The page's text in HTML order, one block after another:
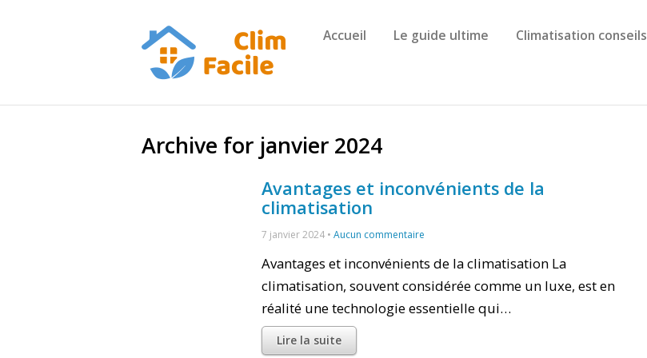
Accueil Le guide ultime Climatisation conseils
Archive for janvier 2024
Avantages et inconvénients de la
climatisation
7 janvier 2024 • Aucun commentaire
Avantages et inconvénients de la climatisation La
climatisation, souvent considérée comme un luxe, est en
réalité une technologie essentielle qui…
Lire la suite